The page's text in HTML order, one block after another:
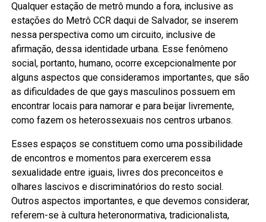
Qualquer estação de metrô mundo a fora, inclusive as
estações do Metrô CCR daqui de Salvador, se inserem
nessa perspectiva como um circuito, inclusive de
afirmação, dessa identidade urbana. Esse fenômeno
social, portanto, humano, ocorre excepcionalmente por
alguns aspectos que consideramos importantes, que são
as dificuldades de que gays masculinos possuem em
encontrar locais para namorar e para beijar livremente,
como fazem os heterossexuais nos centros urbanos.
Esses espaços se constituem como uma possibilidade
de encontros e momentos para exercerem essa
sexualidade entre iguais, livres dos preconceitos e
olhares lascivos e discriminatórios do resto social.
Outros aspectos importantes, e que devemos considerar,
referem-se à cultura heteronormativa, tradicionalista,